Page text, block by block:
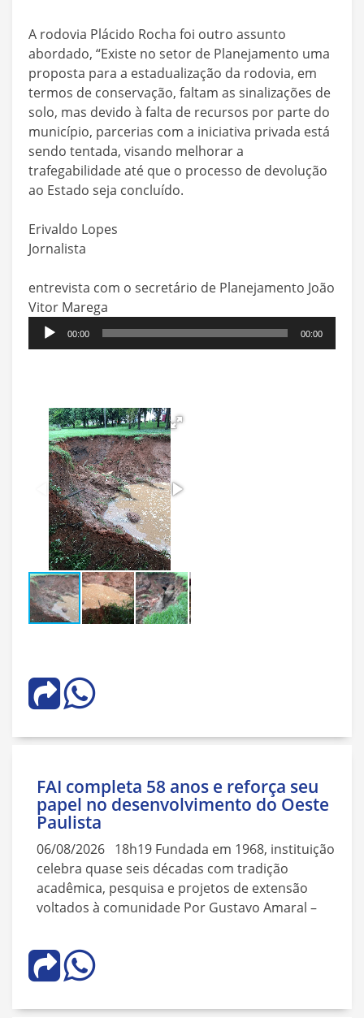
A rodovia Plácido Rocha foi outro assunto
abordado, “Existe no setor de Planejamento uma
proposta para a estadualização da rodovia, em
termos de conservação, faltam as sinalizações de
solo, mas devido à falta de recursos por parte do
município, parcerias com a iniciativa privada está
sendo tentada, visando melhorar a
trafegabilidade até que o processo de devolução
ao Estado seja concluído.
Erivaldo Lopes
Jornalista
entrevista com o secretário de Planejamento João
Vitor Marega
Tocador
de
00:00 00:00
FAI completa 58 anos e reforça seu
papel no desenvolvimento do Oeste
Paulista
06/08/2026 18h19 Fundada em 1968, instituição
celebra quase seis décadas com tradição
acadêmica, pesquisa e projetos de extensão
voltados à comunidade Por Gustavo Amaral –